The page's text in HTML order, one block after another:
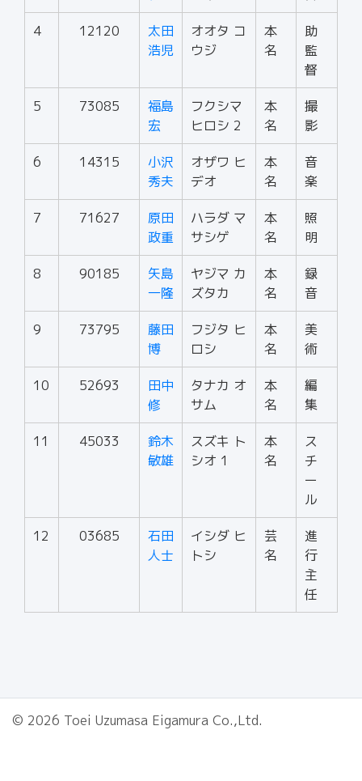
4 12120
太田
浩児
オオタ コ
ウジ
本
名
助
監
督
5 73085
福島
宏
フクシマ
ヒロシ 2
本
名
撮
影
6 14315
小沢
秀夫
オザワ ヒ
デオ
本
名
音
楽
7 71627
原田
政重
ハラダ マ
サシゲ
本
名
照
明
8 90185
矢島
一隆
ヤジマ カ
ズタカ
本
名
録
音
9 73795
藤田
博
フジタ ヒ
ロシ
本
名
美
術
10 52693
田中
修
タナカ オ
サム
本
名
編
集
11 45033
鈴木
敏雄
スズキ ト
シオ 1
本
名
ス
チ
ー
ル
12 03685
石田
人士
イシダ ヒ
トシ
芸
名
進
行
主
任
© 2026 Toei Uzumasa Eigamura Co.,Ltd.